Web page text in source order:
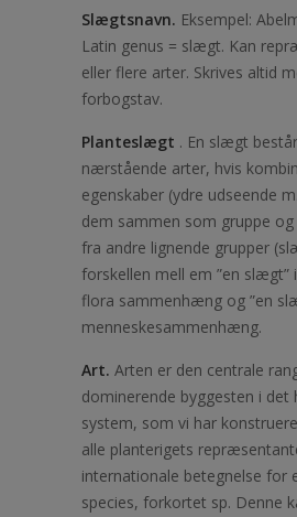
Slægtsnavn. Eksempel:
Latin genus = slægt. Kan
eller flere arter. Skrives altid
forbogstav.
Planteslægt . En slægt
nærstående arter, hvis
egenskaber (ydre udseende
dem sammen som gruppe og
fra andre lignende grupper
forskellen mell em ”en slægt”
flora sammenhæng og ”en
menneskesammenhæng.
Art. Arten er den centrale
dominerende byggesten i det
system, som vi har
alle planterigets
internationale betegnelse for
species, forkortet sp. Denne